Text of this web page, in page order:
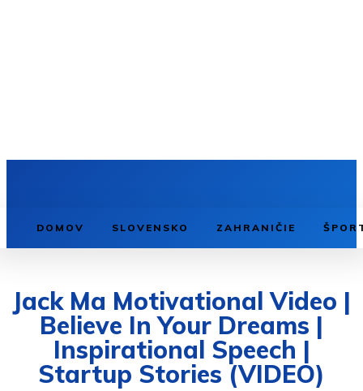
DOMOV SLOVENSKO ZAHRANIČIE
Jack Ma Motivational Video |
Believe In Your Dreams |
Inspirational Speech |
Startup Stories (VIDEO)